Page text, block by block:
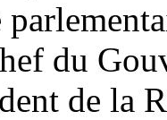
du
de la